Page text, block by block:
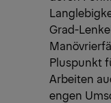
Grad-
Pluspunkt
Arbeiten
engen